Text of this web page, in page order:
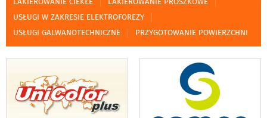
USŁUGI W ZAKRESIE ELEKTROFOREZY
USŁUGI GALWANOTECHNICZNE
PRZYGOTOWANIE POWIERZCHNI